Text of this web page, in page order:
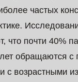
частых
что почти 40%
обращаются с
с возрастными